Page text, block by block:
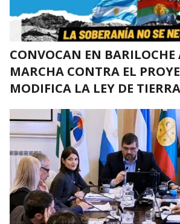
CONVOCAN EN
MARCHA CONTRA EL
MODIFICA LA LEY DE